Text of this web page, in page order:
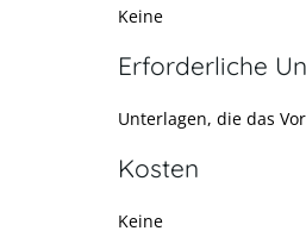
Keine
Erforderliche
Unterlagen, die das
Kosten
Keine